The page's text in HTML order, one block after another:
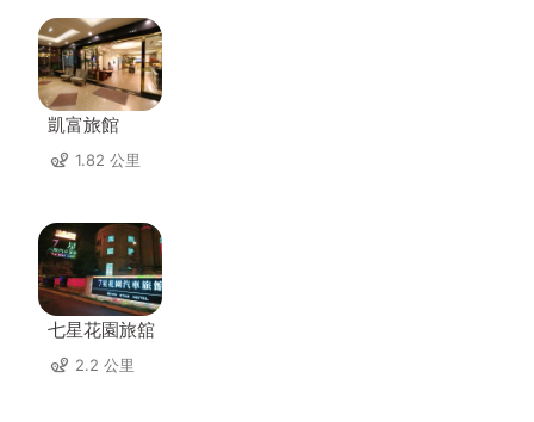
凱富旅館
1.82 公里
七星花園旅舘
2.2 公里